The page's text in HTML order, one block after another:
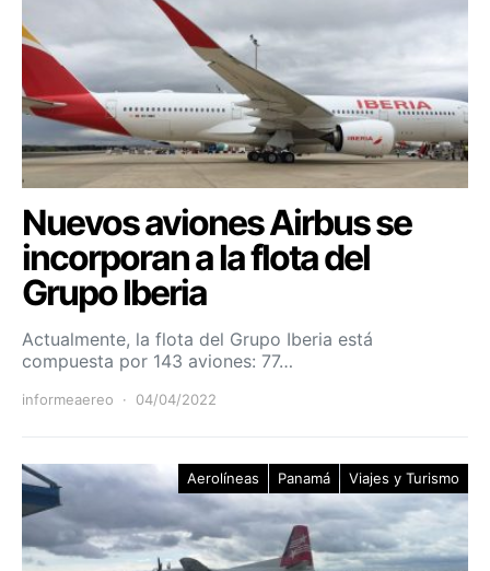
Nuevos aviones Airbus se
incorporan a la flota del
Grupo Iberia
Actualmente, la flota del Grupo Iberia está
compuesta por 143 aviones: 77…
informeaereo 04/04/2022
Aerolíneas Panamá Viajes y Turismo